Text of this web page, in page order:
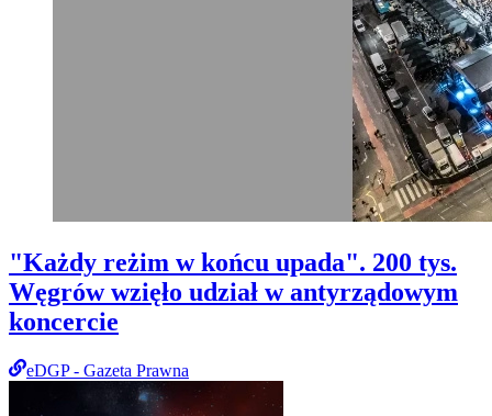
"Każdy reżim w końcu upada". 200 tys.
Węgrów wzięło udział w antyrządowym
koncercie
eDGP - Gazeta Prawna